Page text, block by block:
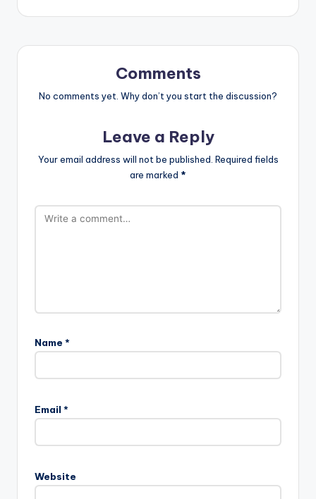
Comments
No comments yet. Why don’t you start the discussion?
Leave a Reply
Your email address will not be published. Required fields
are marked *
Name *
Email *
Website